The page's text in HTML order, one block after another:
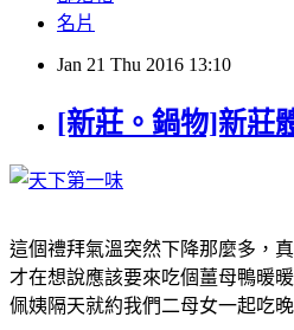
名片
Jan 21 Thu 2016 13:10
[新莊。鍋物]新莊
這個禮拜氣溫突然下降那麼多，
才在想說應該要來吃個薑母鴨暖暖
佩姨隔天就約我們二母女一起吃